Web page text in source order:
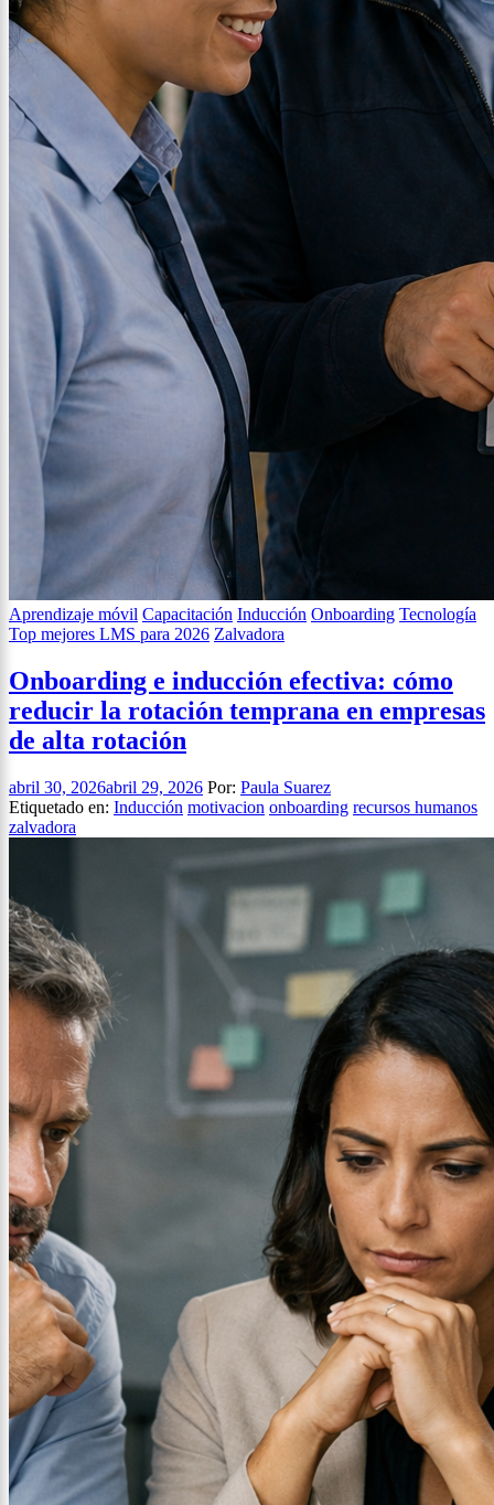
Aprendizaje móvil Capacitación Inducción Onboarding Tecnología
Top mejores LMS para 2026 Zalvadora
Onboarding e inducción efectiva: cómo
reducir la rotación temprana en empresas
de alta rotación
abril 30, 2026abril 29, 2026 Por: Paula Suarez
Etiquetado en: Inducción motivacion onboarding recursos humanos
zalvadora